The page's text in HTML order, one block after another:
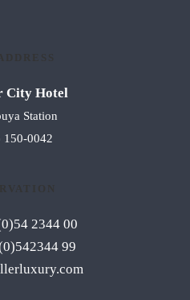
City Hotel
Station
150-0042
2344 00
99